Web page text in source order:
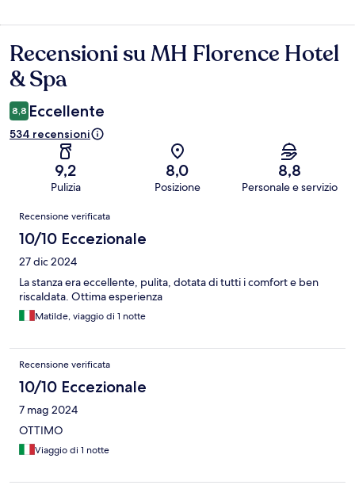
Recensioni
Recensioni su MH Florence Hotel
& Spa
8,8 Eccellente
534 recensioni
9,2
Pulizia
8,0
Posizione
8,8
Personale e servizio
Recensioni
Recensione verificata
10/10 Eccezionale
27 dic 2024
La stanza era eccellente, pulita, dotata di tutti i comfort e ben
riscaldata. Ottima esperienza
Matilde, viaggio di 1 notte
Recensione verificata
10/10 Eccezionale
7 mag 2024
OTTIMO
Viaggio di 1 notte